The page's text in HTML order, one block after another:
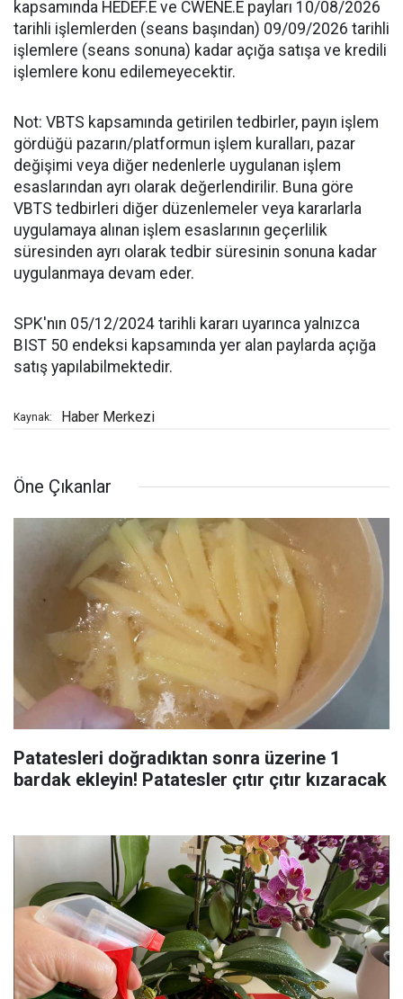
kapsamında HEDEF.E ve CWENE.E payları 10/08/2026
tarihli işlemlerden (seans başından) 09/09/2026 tarihli
işlemlere (seans sonuna) kadar açığa satışa ve kredili
işlemlere konu edilemeyecektir.
Not: VBTS kapsamında getirilen tedbirler, payın işlem
gördüğü pazarın/platformun işlem kuralları, pazar
değişimi veya diğer nedenlerle uygulanan işlem
esaslarından ayrı olarak değerlendirilir. Buna göre
VBTS tedbirleri diğer düzenlemeler veya kararlarla
uygulamaya alınan işlem esaslarının geçerlilik
süresinden ayrı olarak tedbir süresinin sonuna kadar
uygulanmaya devam eder.
SPK'nın 05/12/2024 tarihli kararı uyarınca yalnızca
BIST 50 endeksi kapsamında yer alan paylarda açığa
satış yapılabilmektedir.
Kaynak: Haber Merkezi
Öne Çıkanlar
Patatesleri doğradıktan sonra üzerine 1
bardak ekleyin! Patatesler çıtır çıtır kızaracak